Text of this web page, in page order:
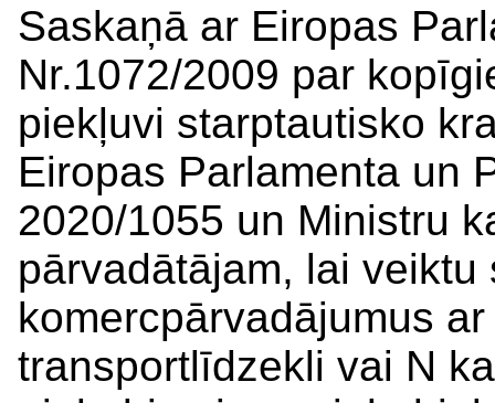
Saskaņā ar Eiropas
Nr.1072/2009 par
piekļuvi starptautisko
Eiropas Parlamenta un
2020/1055 un Ministru
pārvadātājam, lai
komercpārvadājumus
transportlīdzekli vai N